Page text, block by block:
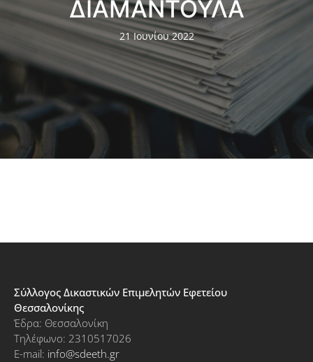
ΔΙΑΜΑΝΤΟΥΛΑ
21 Ιουνίου 2022
Σύλλογος Δικαστικών Επιμελητών Εφετείου
Θεσσαλονίκης
Έδρα: Θεσσαλονίκη
Τηλέφωνο: 2310517026
E-mail: info@sdeeth.gr